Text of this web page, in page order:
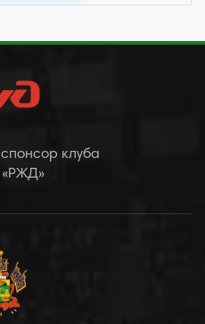
клуба